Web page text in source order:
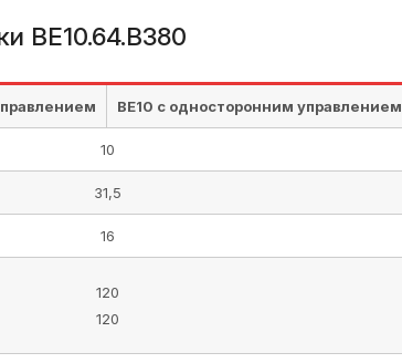
ВЕ10.64.В380
ВЕ10 с односторонним управлением
10
31,5
16
120
120